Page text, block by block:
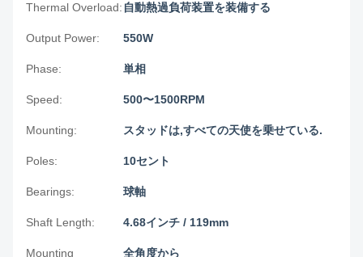
Thermal Overload: 自動熱過負荷装置を装備する
Output Power: 550W
Phase: 単相
Speed: 500〜1500RPM
Mounting: スタッドは,すべての天使を乗せている.
Poles: 10セント
Bearings: 球軸
Shaft Length: 4.68インチ / 119mm
Mounting 全角度から